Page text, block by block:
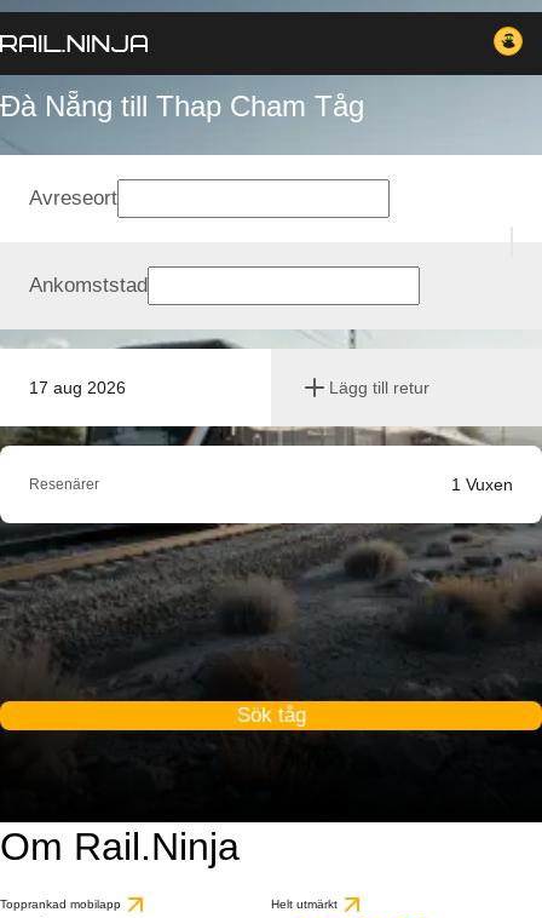
Đà Nẵng till Thap Cham Tåg
17 aug 2026 Lägg till retur
Avreseort
Ankomststad
Resenärer 1 Vuxen
Sök tåg
Om Rail.Ninja
Topprankad mobilapp Helt utmärkt